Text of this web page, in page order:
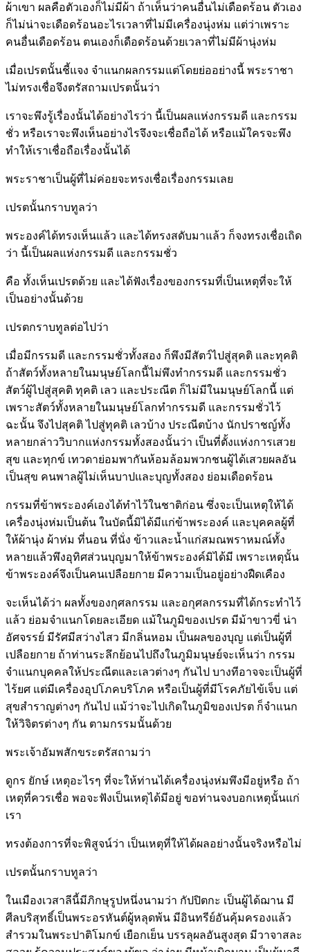
ผ้าเขา ผลคือตัวเองก็ไม่มีผ้า ถ้าเห็นว่าคนอื่นไม่เดือดร้อน ตัวเอง
ก็ไม่น่าจะเดือดร้อนอะไรเวลาที่ไม่มีเครื่องนุ่งห่ม แต่ว่าเพราะ
คนอื่นเดือดร้อน ตนเองก็เดือดร้อนด้วยเวลาที่ไม่มีผ้านุ่งห่ม
เมื่อเปรตนั้นชี้แจง จำแนกผลกรรมแต่โดยย่ออย่างนี้ พระราชา
ไม่ทรงเชื่อจึงตรัสถามเปรตนั้นว่า
เราจะพึงรู้เรื่องนั้นได้อย่างไรว่า นี้เป็นผลแห่งกรรมดี และกรรม
ชั่ว หรือเราจะพึงเห็นอย่างไรจึงจะเชื่อถือได้ หรือแม้ใครจะพึง
ทำให้เราเชื่อถือเรื่องนั้นได้
พระราชาเป็นผู้ที่ไม่ค่อยจะทรงเชื่อเรื่องกรรมเลย
เปรตนั้นกราบทูลว่า
พระองค์ได้ทรงเห็นแล้ว และได้ทรงสดับมาแล้ว ก็จงทรงเชื่อเถิด
ว่า นี้เป็นผลแห่งกรรมดี และกรรมชั่ว
คือ ทั้งเห็นเปรตด้วย และได้ฟังเรื่องของกรรมที่เป็นเหตุที่จะให้
เป็นอย่างนั้นด้วย
เปรตกราบทูลต่อไปว่า
เมื่อมีกรรมดี และกรรมชั่วทั้งสอง ก็พึงมีสัตว์ไปสู่สุคติ และทุคติ
ถ้าสัตว์ทั้งหลายในมนุษย์โลกนี้ไม่พึงทำกรรมดี และกรรมชั่ว
สัตว์ผู้ไปสู่สุคติ ทุคติ เลว และประณีต ก็ไม่มีในมนุษย์โลกนี้ แต่
เพราะสัตว์ทั้งหลายในมนุษย์โลกทำกรรมดี และกรรมชั่วไว้
ฉะนั้น จึงไปสุคติ ไปสู่ทุคติ เลวบ้าง ประณีตบ้าง นักปราชญ์ทั้ง
หลายกล่าววิบากแห่งกรรมทั้งสองนั้นว่า เป็นที่ตั้งแห่งการเสวย
สุข และทุกข์ เทวดาย่อมพากันห้อมล้อมพวกชนผู้ได้เสวยผลอัน
เป็นสุข คนพาลผู้ไม่เห็นบาปและบุญทั้งสอง ย่อมเดือดร้อน
กรรมที่ข้าพระองค์เองได้ทำไว้ในชาติก่อน ซึ่งจะเป็นเหตุให้ได้
เครื่องนุ่งห่มเป็นต้น ในบัดนี้มิได้มีแก่ข้าพระองค์ และบุคคลผู้ที่
ให้ผ้านุ่ง ผ้าห่ม ที่นอน ที่นั่ง ข้าวและน้ำแก่สมณพราหมณ์ทั้ง
หลายแล้วพึงอุทิศส่วนบุญมาให้ข้าพระองค์มิได้มี เพราะเหตุนั้น
ข้าพระองค์จึงเป็นคนเปลือยกาย มีความเป็นอยู่อย่างฝืดเคือง
จะเห็นได้ว่า ผลทั้งของกุศลกรรม และอกุศลกรรมที่ได้กระทำไว้
แล้ว ย่อมจำแนกโดยละเอียด แม้ในภูมิของเปรต มีม้าขาวขี่ น่า
อัศจรรย์ มีรัศมีสว่างไสว มีกลิ่นหอม เป็นผลของบุญ แต่เป็นผู้ที่
เปลือยกาย ถ้าท่านระลึกย้อนไปถึงในภูมิมนุษย์จะเห็นว่า กรรม
จำแนกบุคคลให้ประณีตและเลวต่างๆ กันไป บางทีอาจจะเป็นผู้ที่
ไร้ยศ แต่มีเครื่องอุปโภคบริโภค หรือเป็นผู้ที่มีโรคภัยไข้เจ็บ แต่
สุขสำราญต่างๆ กันไป แม้ว่าจะไปเกิดในภูมิของเปรต ก็จำแนก
ให้วิจิตรต่างๆ กัน ตามกรรมนั้นด้วย
พระเจ้าอัมพสักขระตรัสถามว่า
ดูกร ยักษ์ เหตุอะไรๆ ที่จะให้ท่านได้เครื่องนุ่งห่มพึงมีอยู่หรือ ถ้า
เหตุที่ควรเชื่อ พอจะฟังเป็นเหตุได้มีอยู่ ขอท่านจงบอกเหตุนั้นแก่
เรา
ทรงต้องการที่จะพิสูจน์ว่า เป็นเหตุที่ให้ได้ผลอย่างนั้นจริงหรือไม่
เปรตนั้นกราบทูลว่า
ในเมืองเวสาลีนี้มีภิกษุรูปหนึ่งนามว่า กัปปิตกะ เป็นผู้ได้ฌาน มี
ศีลบริสุทธิ์เป็นพระอรหันต์ผู้หลุดพ้น มีอินทรีย์อันคุ้มครองแล้ว
สำรวมในพระปาติโมกข์ เยือกเย็น บรรลุผลอันสูงสุด มีวาจาสละ